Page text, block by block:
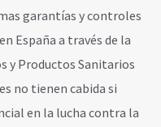
garantías y controles
España a través de la
y Productos Sanitarios
no tienen cabida si
en la lucha contra la